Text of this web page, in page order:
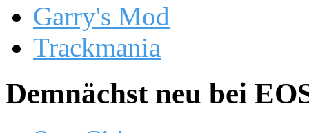
Garry's Mod
Trackmania
Demnächst neu bei